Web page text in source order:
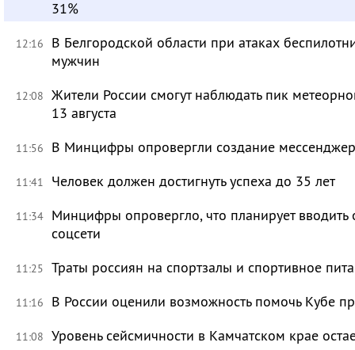
31%
12:16
В Белгородской области при атаках
мужчин
12:08 Жители России смогут наблюдать пик
13 августа
11:56 В Минцифры опровергли создание
11:41 Человек должен достигнуть успеха до 35 лет
11:34 Минцифры опровергло, что планирует вводить
соцсети
11:25 Траты россиян на спортзалы и спортивное
11:16 В России оценили возможность помочь Кубе
11:08 Уровень сейсмичности в Камчатском крае